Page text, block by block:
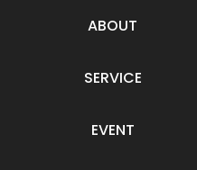
ABOUT
SERVICE
EVENT